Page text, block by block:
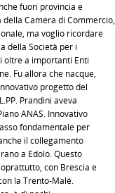
fuori provincia e
della Camera di Commercio,
ma voglio ricordare
della Società per i
oltre a importanti Enti
Fu allora che nacque,
progetto del
Prandini aveva
ANAS. Innovativo
fondamentale per
il collegamento
a Edolo. Questo
con Brescia e
la Trento-Malé.